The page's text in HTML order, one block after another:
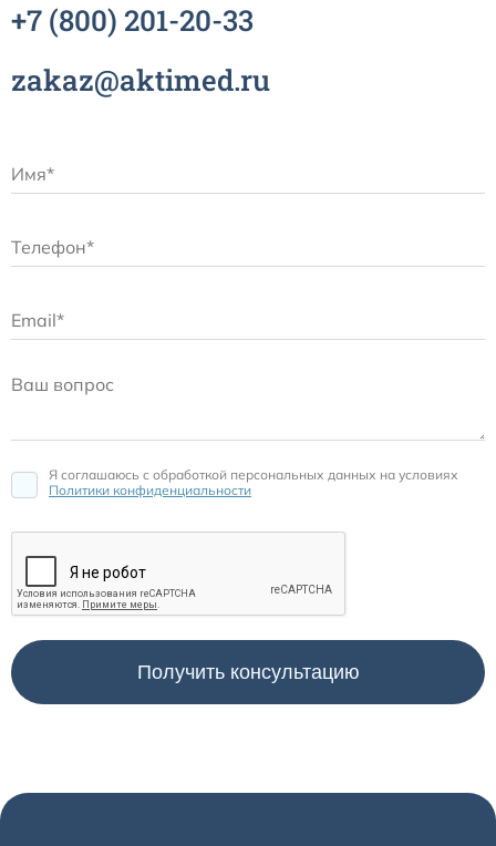
+7 (800) 201-20-33
zakaz@aktimed.ru
Я соглашаюсь c обработкой персональных данных на условиях
Политики конфиденциальности